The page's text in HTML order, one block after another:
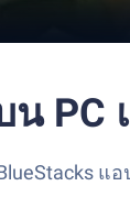
น PC